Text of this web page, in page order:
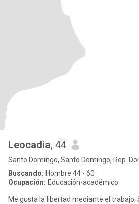
Leocadia, 44
Santo Domingo, Santo Domingo, Rep.
Buscando: Hombre 44 - 60
Ocupación: Educación-académico
Me gusta la libertad mediante el trabajo.